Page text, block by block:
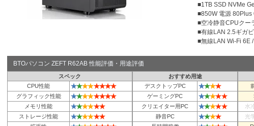
■1TB SSD NVMe
■850W 電源 80Plus
■空冷静音CPUクー
■有線LAN 2.5ギガ
■無線LAN Wi-Fi 6E
BTOパソコン ZEFT R62AB 性能評価・用途評価
スペック おすすめ用途
CPU性能
★★★★★★★★ デスクトップPC ★★★★
グラフィック性能
★★★★★★★★ ゲーミングPC ★★★★★
メモリ性能
★★★★★★ クリエイター用PC ★★★★★ 水
ストレージ性能
★★★★★★ 静音PC ★★★★ 光